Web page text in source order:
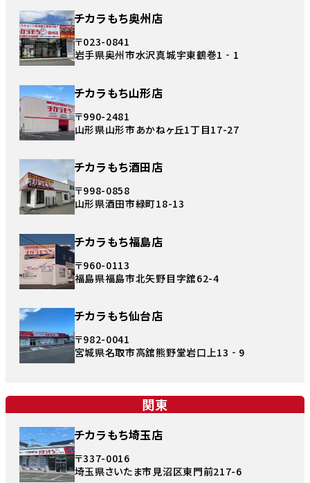
チカラもち奥州店
〒023-0841
岩手県奥州市水沢真城宇東鶴巻1‐1
チカラもち山形店
〒990-2481
山形県山形市あかねヶ丘1丁目17-27
チカラもち酒田店
〒998-0858
山形県酒田市緑町18-13
チカラもち福島店
〒960-0113
福島県福島市北矢野目字舘62-4
チカラもち仙台店
〒982-0041
宮城県名取市高舘熊野堂岩口上13‐9
関東
チカラもち埼玉店
〒337-0016
埼玉県さいたま市見沼区東門前217-6